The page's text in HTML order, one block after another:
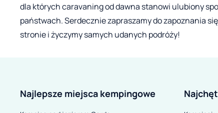
dla których caravaning od dawna stanowi ulubiony
państwach. Serdecznie zapraszamy do zapoznania
stronie i życzymy samych udanych podróży!
Najlepsze miejsca kempingowe